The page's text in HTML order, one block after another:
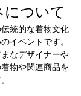
について
統的な着物文化
イベントです。
なデザイナーや
物や関連商品を